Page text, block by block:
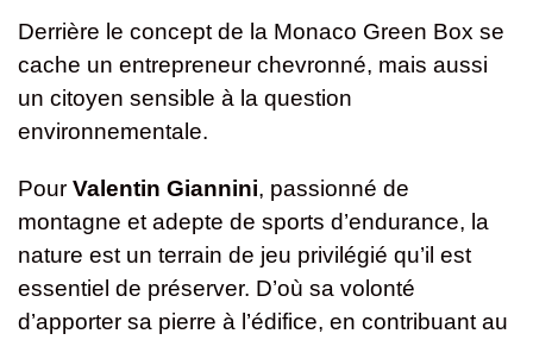
Derrière le concept de la Monaco Green Box se
cache un entrepreneur chevronné, mais aussi
un citoyen sensible à la question
environnementale.
Pour Valentin Giannini, passionné de
montagne et adepte de sports d’endurance, la
nature est un terrain de jeu privilégié qu’il est
essentiel de préserver. D’où sa volonté
d’apporter sa pierre à l’édifice, en contribuant au